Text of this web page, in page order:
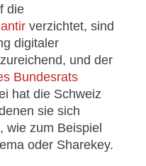
die
verzichtet, sind
digitaler
und der
Bundesrats
hat die Schweiz
sie sich
wie zum Beispiel
oder Sharekey.